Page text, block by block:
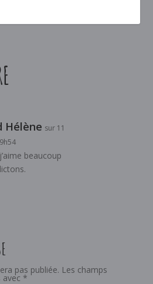
Hélène sur 11
beaucoup
pas publiée. Les champs
*